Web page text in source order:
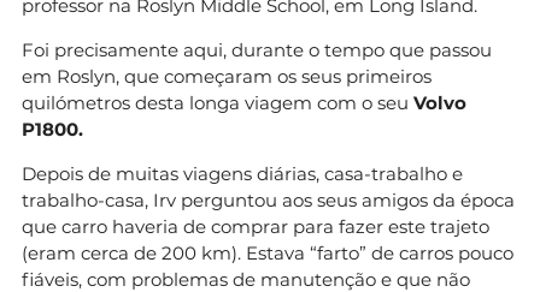
professor na Roslyn Middle School, em Long Island.
Foi precisamente aqui, durante o tempo que passou
em Roslyn, que começaram os seus primeiros
quilómetros desta longa viagem com o seu Volvo
P1800.
Depois de muitas viagens diárias, casa-trabalho e
trabalho-casa, Irv perguntou aos seus amigos da época
que carro haveria de comprar para fazer este trajeto
(eram cerca de 200 km). Estava “farto” de carros pouco
fiáveis, com problemas de manutenção e que não